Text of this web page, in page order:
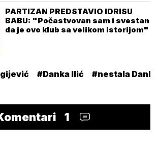
PARTIZAN PREDSTAVIO IDRISU
BABU: "Počastvovan sam i svestan
da je ovo klub sa velikom istorijom"
#Danka Ilić #nestala
1